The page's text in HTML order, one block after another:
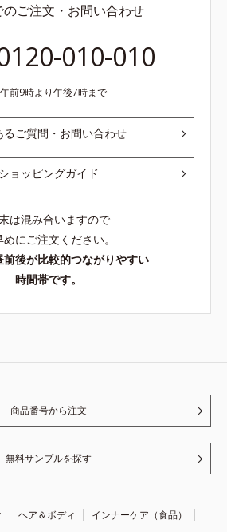
のご注文・お問い合わせ
010-010
午前9時より午後7時まで
るご質問・お問い合わせ
ショッピングガイド
は混み合いますので
めにご注文ください。
前後が比較的つながりやすい
時間帯です。
商品番号から注文
無料サンプルを探す
ヘア＆ボディ
インナーケア（食品）